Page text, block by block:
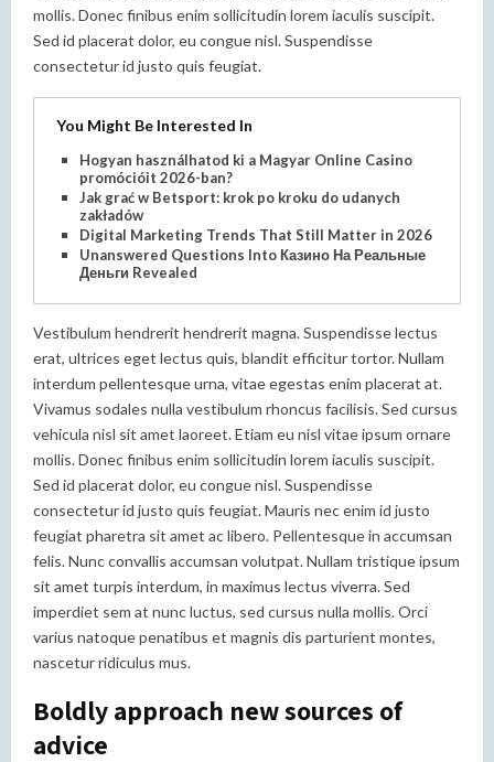
mollis. Donec finibus enim sollicitudin lorem iaculis suscipit.
Sed id placerat dolor, eu congue nisl. Suspendisse
consectetur id justo quis feugiat.
You Might Be Interested In
Hogyan használhatod ki a Magyar Online Casino
promócióit 2026-ban?
Jak grać w Betsport: krok po kroku do udanych
zakładów
Digital Marketing Trends That Still Matter in 2026
Unanswered Questions Into Казино На Реальные
Деньги Revealed
Vestibulum hendrerit hendrerit magna. Suspendisse lectus
erat, ultrices eget lectus quis, blandit efficitur tortor. Nullam
interdum pellentesque urna, vitae egestas enim placerat at.
Vivamus sodales nulla vestibulum rhoncus facilisis. Sed cursus
vehicula nisl sit amet laoreet. Etiam eu nisl vitae ipsum ornare
mollis. Donec finibus enim sollicitudin lorem iaculis suscipit.
Sed id placerat dolor, eu congue nisl. Suspendisse
consectetur id justo quis feugiat. Mauris nec enim id justo
feugiat pharetra sit amet ac libero. Pellentesque in accumsan
felis. Nunc convallis accumsan volutpat. Nullam tristique ipsum
sit amet turpis interdum, in maximus lectus viverra. Sed
imperdiet sem at nunc luctus, sed cursus nulla mollis. Orci
varius natoque penatibus et magnis dis parturient montes,
nascetur ridiculus mus.
Boldly approach new sources of
advice